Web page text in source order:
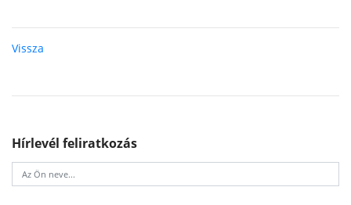
Vissza
Hírlevél feliratkozás